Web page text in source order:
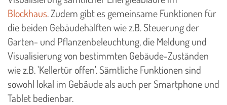
Blockhaus. Zudem gibt es gemeinsame Funktionen für
die beiden Gebäudehälften wie z.B. Steuerung der
Garten- und Pflanzenbeleuchtung, die Meldung und
Visualisierung von bestimmten Gebäude-Zuständen
wie z.B. 'Kellertür offen'. Sämtliche Funktionen sind
sowohl lokal im Gebäude als auch per Smartphone und
Tablet bedienbar.